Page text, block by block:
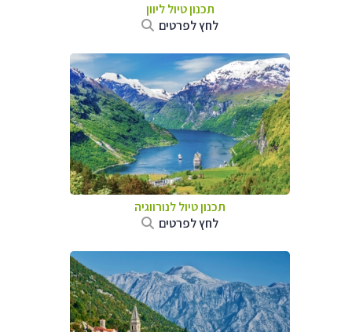
תכנון טיול ליוון
לחץ לפרטים
תכנון טיול לנורווגיה
לחץ לפרטים